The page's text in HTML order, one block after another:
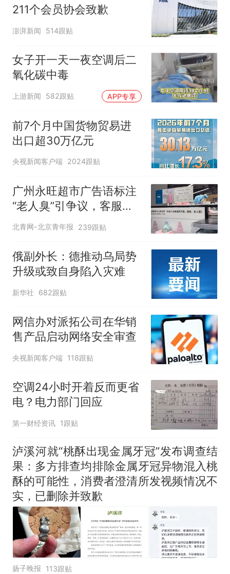
211个会员协会致歉
澎湃新闻 514跟贴
女子开一天一夜空调后二
氧化碳中毒
上游新闻 582跟贴 APP专享
前7个月中国货物贸易进
出口超30万亿元
央视新闻客户端 2024跟贴
广州永旺超市广告语标注
“老人臭”引争议，客服回
应
北青网-北京青年报 239跟贴
俄副外长：德推动乌局势
升级或致自身陷入灾难
新华社 682跟贴
网信办对派拓公司在华销
售产品启动网络安全审查
央视新闻客户端 118跟贴
空调24小时开着反而更省
电？电力部门回应
第一财经资讯 1跟贴
泸溪河就“桃酥出现金属牙冠”发布调查结
果：多方排查均排除金属牙冠异物混入桃
酥的可能性，消费者澄清所发视频情况不
实，已删除并致歉
扬子晚报 113跟贴